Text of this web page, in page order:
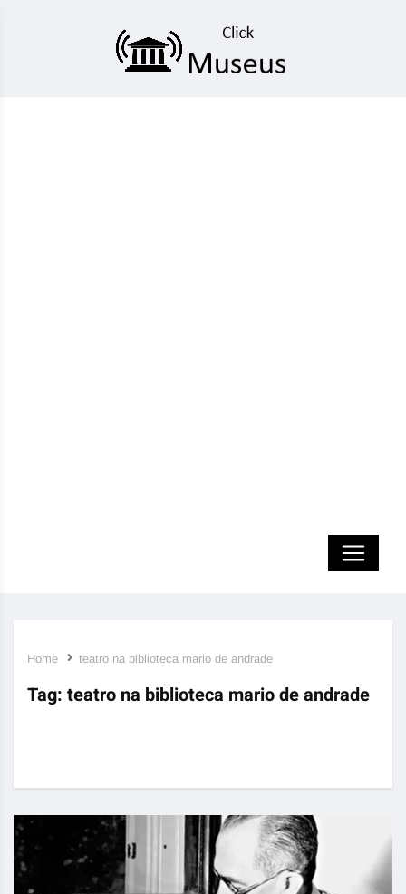
Home teatro na biblioteca mario de andrade
Tag: teatro na biblioteca mario de andrade